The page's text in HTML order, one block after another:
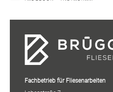
Fachbetrieb für Fliesenarbeiten